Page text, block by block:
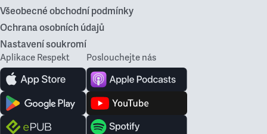
Všeobecné obchodní podmínky
Ochrana osobních údajů
Nastavení soukromí
Aplikace Respekt Poslouchejte nás